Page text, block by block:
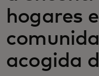
hogares
acogida